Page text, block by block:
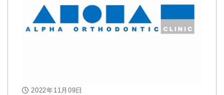
2022年11月09日